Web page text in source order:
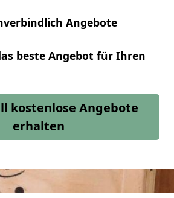
Angebote
beste Angebot für Ihren
kostenlose Angebote
erhalten